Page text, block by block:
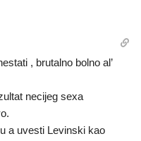
, brutalno bolno al’
necijeg sexa
a uvesti Levinski kao